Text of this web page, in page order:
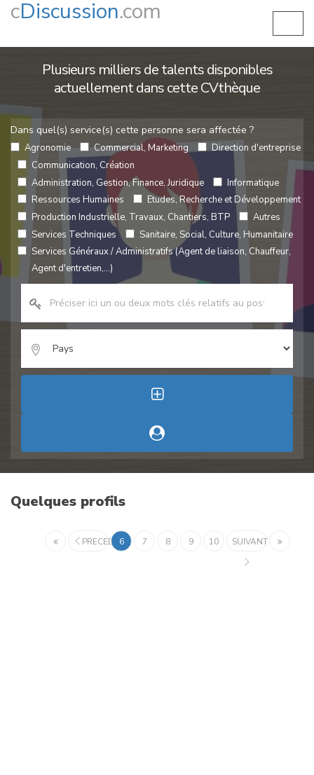
cDiscussion.com
Plusieurs milliers de talents disponibles
actuellement dans cette CVthèque
Dans quel(s) service(s) cette personne sera affectée ?
Agronomie Commercial, Marketing
Direction d'entreprise
Communication, Création
Administration, Gestion, Finance, Juridique
Informatique
Ressources Humaines
Etudes, Recherche et Développement
Production Industrielle, Travaux, Chantiers, BTP
Autres
Services Techniques
Sanitaire, Social, Culture, Humanitaire
Services Généraux / Administratifs (Agent de liaison, Chauffeur,
Agent d'entretien,...)
Quelques profils
PRECEDENT
6 7 8 9 10 SUIVANT